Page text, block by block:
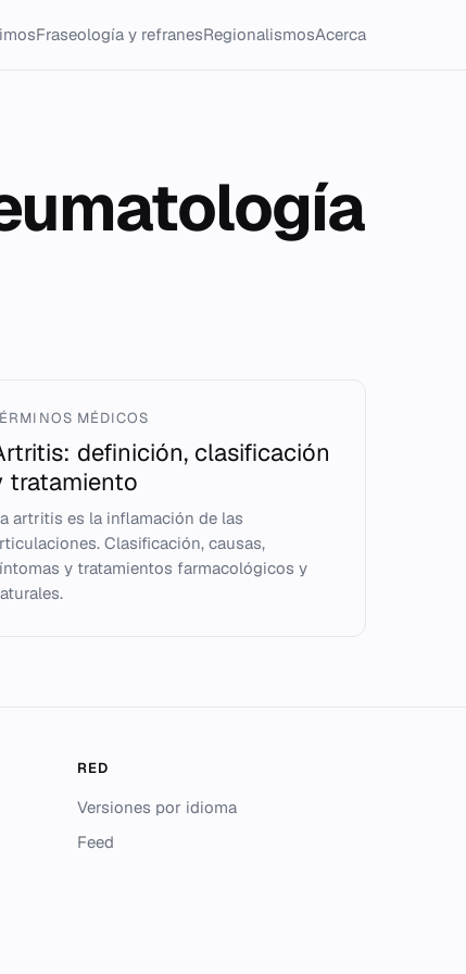
Fraseología y refranesRegionalismosAcerca
MÉDICOS
definición, clasificación
tratamiento
artritis es la inflamación de las
Clasificación, causas,
y tratamientos farmacológicos y
RED
Versiones por idioma
Feed